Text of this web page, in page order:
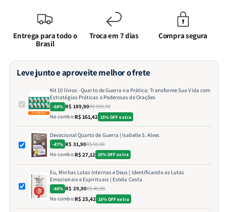
Entrega para todo o
Brasil
Troca em 7 dias Compra segura
Leve junto e aproveite melhor o frete
Kit 10 livros - Quarto de Guerra na Prática: Transforme Sua Vida com
Estratégias Práticas e Poderosas de Orações
-68% R$ 189,90R$ 599,90
No combo:R$ 161,42 15% OFF extra
Devocional Quarto de Guerra | Isabelle S. Alves
-47% R$ 31,90R$ 59,90
No combo:R$ 27,12 15% OFF extra
Eu, Minhas Lutas Internas e Deus | Identificando as Lutas
Emocionais e Espirituais | Estela Costa
-40% R$ 29,90R$ 49,80
No combo:R$ 25,42 15% OFF extra